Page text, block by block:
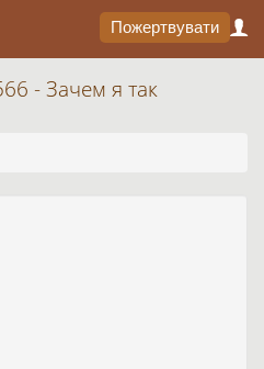
Пожертвувати
- Зачем я так